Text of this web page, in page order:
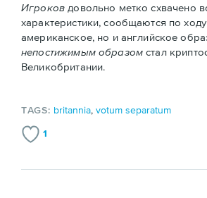
Игроков довольно метко схвачено
характеристики, сообщаются по
американское, но и английское
непостижимым образом стал
Великобритании.
TAGS: britannia,votum separatum
1